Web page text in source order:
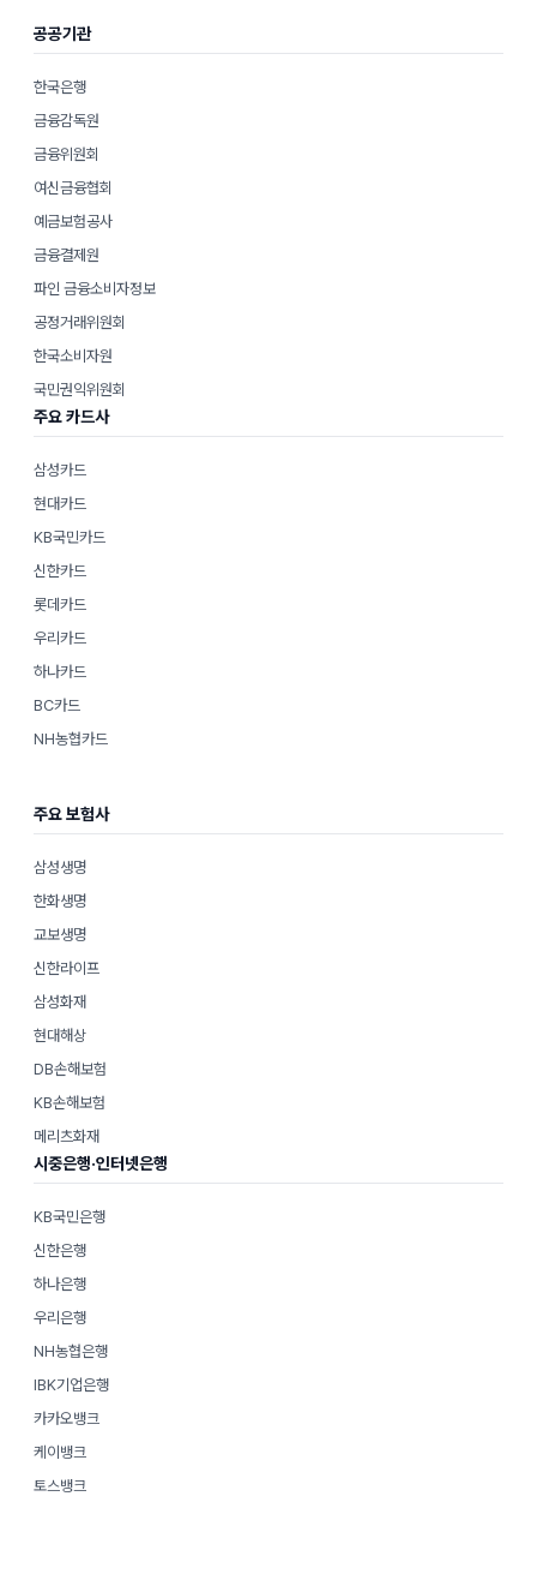
공공기관
한국은행
금융감독원
금융위원회
여신금융협회
예금보험공사
금융결제원
파인 금융소비자정보
공정거래위원회
한국소비자원
국민권익위원회
주요 카드사
삼성카드
현대카드
KB국민카드
신한카드
롯데카드
우리카드
하나카드
BC카드
NH농협카드
주요 보험사
삼성생명
한화생명
교보생명
신한라이프
삼성화재
현대해상
DB손해보험
KB손해보험
메리츠화재
시중은행·인터넷은행
KB국민은행
신한은행
하나은행
우리은행
NH농협은행
IBK기업은행
카카오뱅크
케이뱅크
토스뱅크